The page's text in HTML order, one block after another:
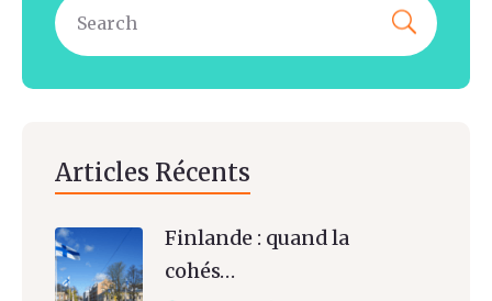
Articles Récents
Finlande : quand la
cohés…